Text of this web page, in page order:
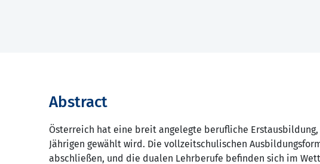
Abstract
Österreich hat eine breit angelegte berufliche
Jährigen gewählt wird. Die vollzeitschulischen
abschließen, und die dualen Lehrberufe befinden sich im